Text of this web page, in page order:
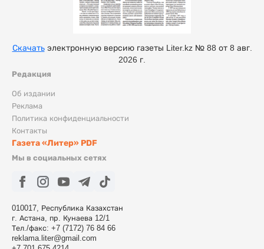
Редакция
Об издании
Реклама
Политика конфиденциальности
Контакты
Газета «Литер» PDF
Мы в социальных сетях
010017, Республика Казахстан
г. Астана, пр. Кунаева 12/1
Тел./факс: +7 (7172) 76 84 66
reklama.liter@gmail.com
Скачатьэлектронную версию газеты Liter.kz № 88 от 8 авг.
2026 г.